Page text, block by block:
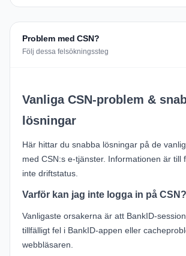
Problem med CSN?
Följ dessa felsökningssteg
Vanliga CSN-problem &
lösningar
Här hittar du snabba lösningar på de
med CSN:s e-tjänster. Informationen är till
inte driftstatus.
Varför kan jag inte logga in på CSN?
Vanligaste orsakerna är att BankID-
tillfälligt fel i BankID-appen eller
webbläsaren.